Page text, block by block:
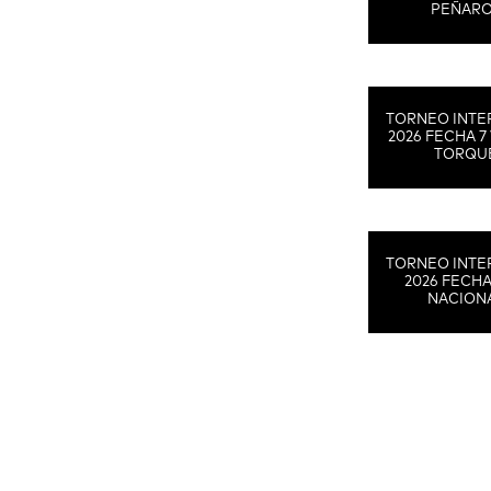
TORNEO
2026 FECHA 7
TORNEO
2026